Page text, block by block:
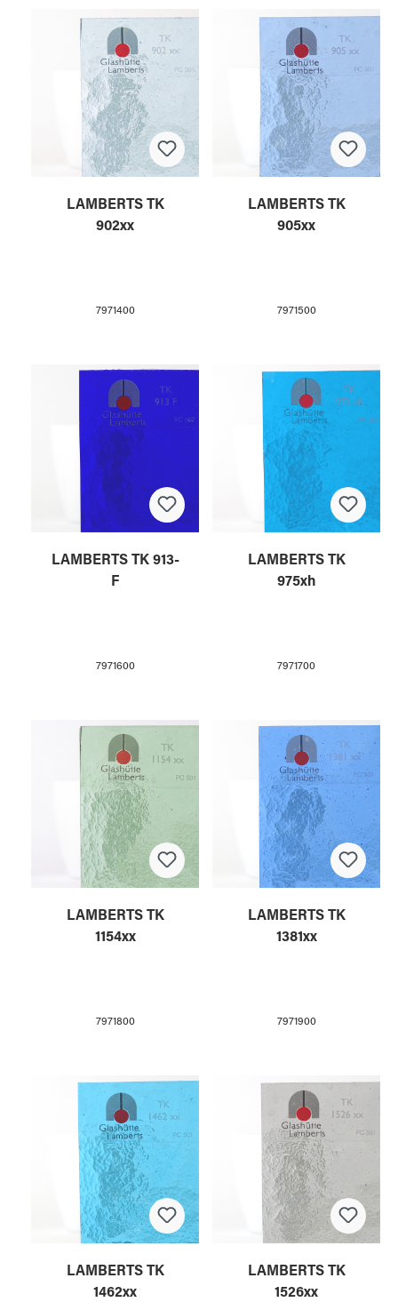
LAMBERTS TK
902xx
7971400
LAMBERTS TK
905xx
7971500
LAMBERTS TK 913-
F
7971600
LAMBERTS TK
975xh
7971700
LAMBERTS TK
1154xx
7971800
LAMBERTS TK
1381xx
7971900
LAMBERTS TK
1462xx
LAMBERTS TK
1526xx